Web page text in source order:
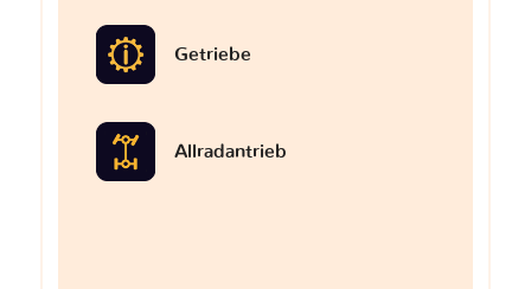
Getriebe
Allradantrieb